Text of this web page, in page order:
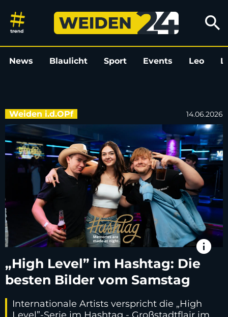
„High Level” im Hashtag: Die
search
News Blaulicht Sport Events Leo
Weiden i.d.OPf 14.06.2026
info
„High Level” im Hashtag: Die
besten Bilder vom Samstag
Internationale Artists verspricht die „High